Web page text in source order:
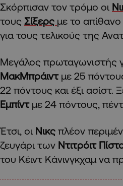
Σκόρπισαν τον τρόμο οι
τους Σίξερς με το
για τους τελικούς της
Μεγάλος πρωταγωνιστής
ΜακΜπράιντμε 25
22 πόντους και έξι ασίστ.
Εμπίντ με 24 πόντους,
Έτσι, οι Νικς πλέον
ζευγάρι των Ντιτρόιτ
του Κέιντ Κάνινγκχαμ να